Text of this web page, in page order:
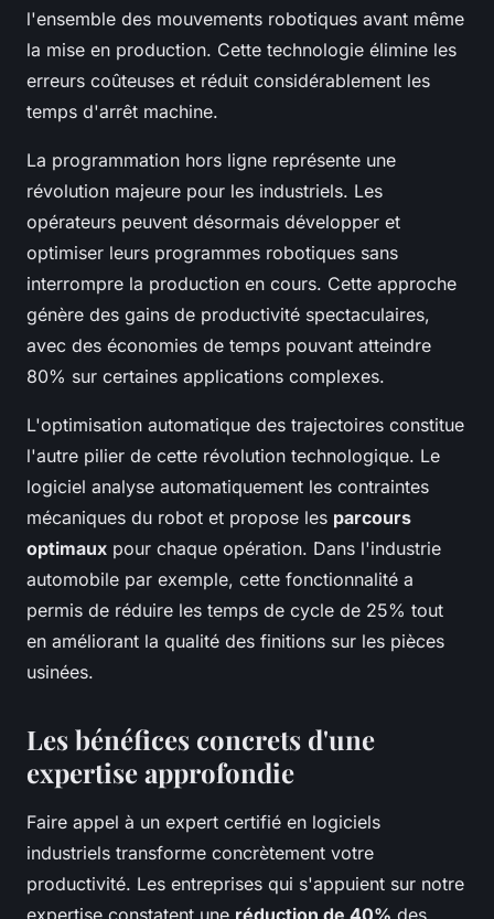
l'ensemble des mouvements robotiques avant même
la mise en production. Cette technologie élimine les
erreurs coûteuses et réduit considérablement les
temps d'arrêt machine.
La programmation hors ligne représente une
révolution majeure pour les industriels. Les
opérateurs peuvent désormais développer et
optimiser leurs programmes robotiques sans
interrompre la production en cours. Cette approche
génère des gains de productivité spectaculaires,
avec des économies de temps pouvant atteindre
80% sur certaines applications complexes.
L'optimisation automatique des trajectoires constitue
l'autre pilier de cette révolution technologique. Le
logiciel analyse automatiquement les contraintes
mécaniques du robot et propose les parcours
optimaux pour chaque opération. Dans l'industrie
automobile par exemple, cette fonctionnalité a
permis de réduire les temps de cycle de 25% tout
en améliorant la qualité des finitions sur les pièces
usinées.
Les bénéfices concrets d'une
expertise approfondie
Faire appel à un expert certifié en logiciels
industriels transforme concrètement votre
productivité. Les entreprises qui s'appuient sur notre
expertise constatent une réduction de 40% des